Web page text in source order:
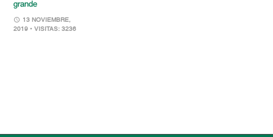
grande
13 NOVIEMBRE,
2019 • VISITAS: 3236